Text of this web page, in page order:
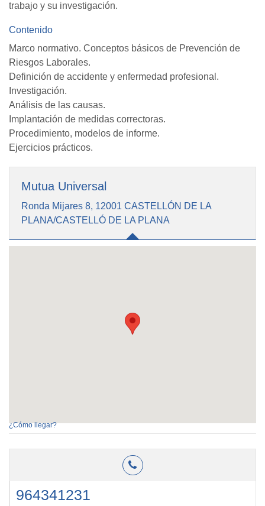
trabajo y su investigación.
Contenido
Marco normativo. Conceptos básicos de Prevención de
Riesgos Laborales.
Definición de accidente y enfermedad profesional.
Investigación.
Análisis de las causas.
Implantación de medidas correctoras.
Procedimiento, modelos de informe.
Ejercicios prácticos.
Mutua Universal
Ronda Mijares 8, 12001 CASTELLÓN DE LA
PLANA/CASTELLÓ DE LA PLANA
¿Cómo llegar?
964341231